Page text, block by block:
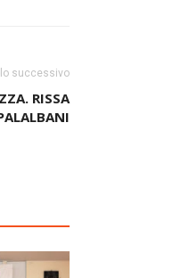
successivo
RISSA